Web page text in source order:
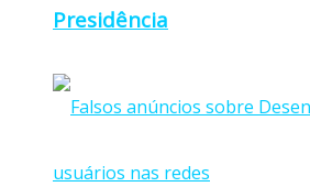
Presidência